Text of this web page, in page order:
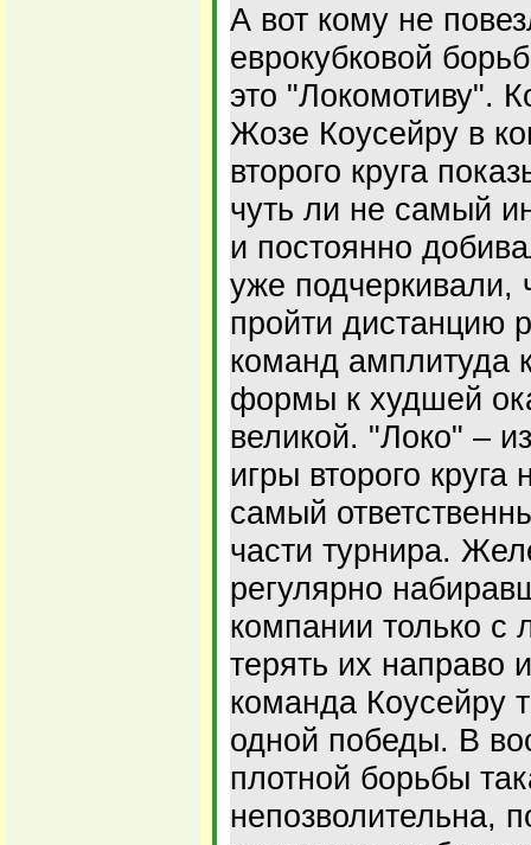
А вот кому не
еврокубковой
это "Локомотиву".
Жозе Коусейру в
второго круга
чуть ли не самый
и постоянно
уже подчеркивали,
пройти дистанцию
команд амплитуда
формы к худшей
великой. "Локо" –
игры второго круга
самый
части турнира.
регулярно
компании только с
терять их направо
команда Коусейру
одной победы. В
плотной борьбы
непозволительна,